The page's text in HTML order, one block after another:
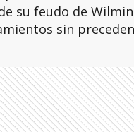
su feudo de
sin